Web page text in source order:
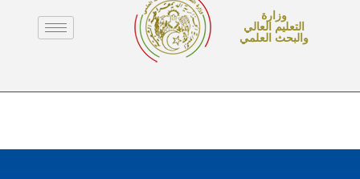
وزارة
التعليم العالي
والبحث العلمي